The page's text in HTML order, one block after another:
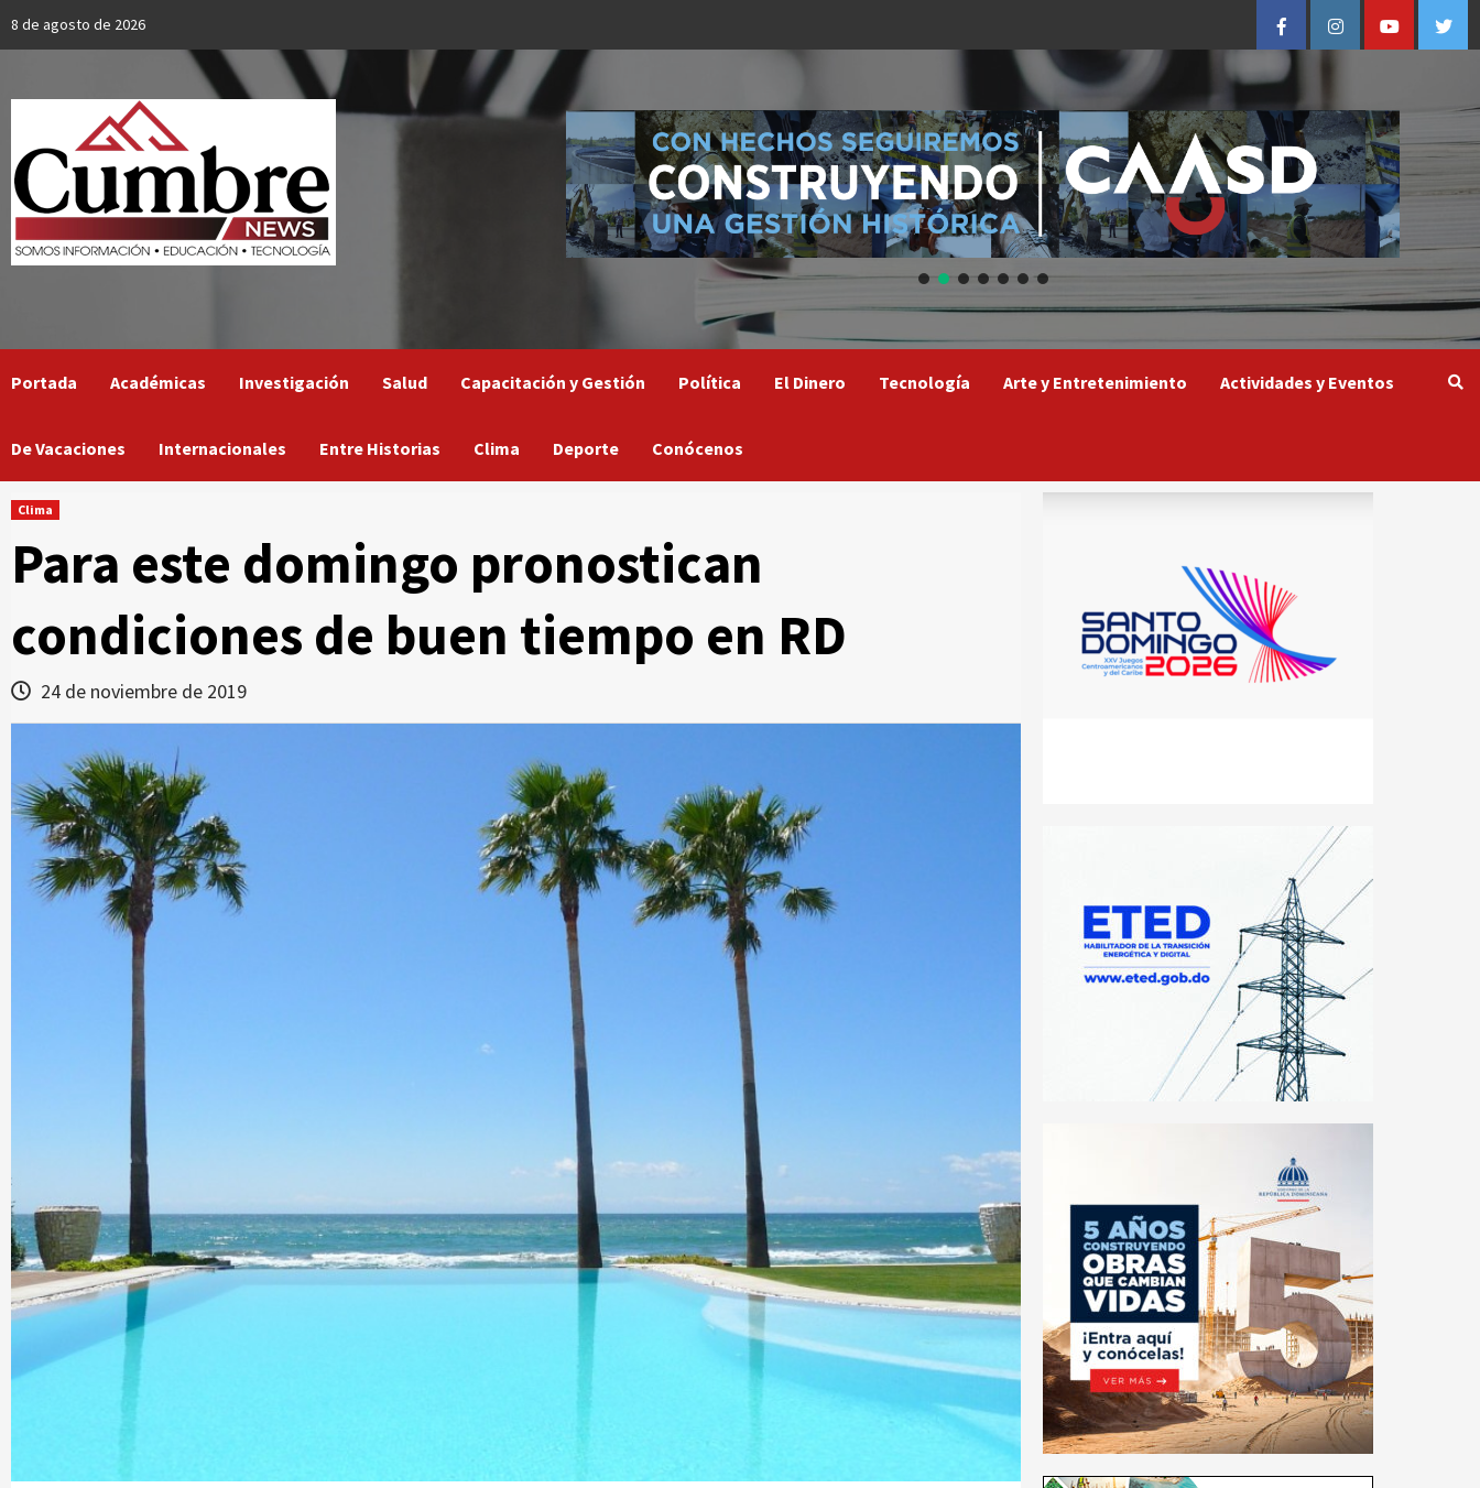
8 de agosto de 2026 FacebookInstagramYoutube
Portada Académicas Investigación Salud Capacitación y Gestión Política El Dinero Tecnología Arte y Entretenimiento Actividades y Eventos
De Vacaciones Internacionales Entre Historias Clima Deporte Conócenos
Clima
Para este domingo pronostican
condiciones de buen tiempo en RD
24 de noviembre de 2019